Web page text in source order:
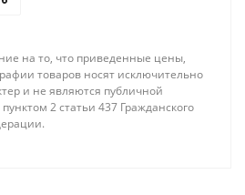
линейную траверсу с
длины,
элементами и
на то, что приведенные цены,
товаров носят исключительно
и не являются публичной
2 статьи 437 Гражданского